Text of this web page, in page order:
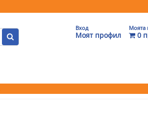
Вход
Моят профил
Моята
0